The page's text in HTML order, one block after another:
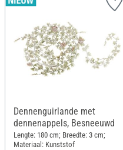
Dennenguirlande met
dennenappels, Besneeuwd
Lengte: 180 cm; Breedte: 3 cm;
Materiaal: Kunststof